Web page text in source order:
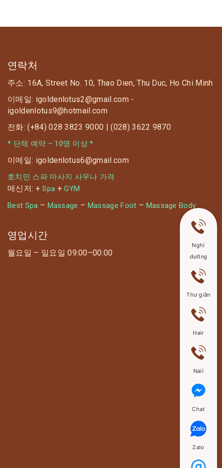
연락처
주소: 16A, Street No. 10, Thao Dien, Thu Duc, Ho Chi Minh
이메일: igoldenlotus2@gmail.com -
igoldenlotus9@hotmail.com
전화: (+84) 028 3823 9000 | (028) 3622 9870
* 단체 예약 – 10명 이상 *
이메일: igoldenlotus6@gmail.com
호치민 스파 마사지 사우나 가격
메신저: +Spa +GYM
Best Spa – Massage – Massage Foot – Massage Body
영업시간
월요일 – 일요일 09:00–00:00
Nghỉ
dưỡng
Thư giãn
Hair
Nail
Chat
Zalo